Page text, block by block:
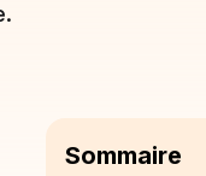
Sommaire